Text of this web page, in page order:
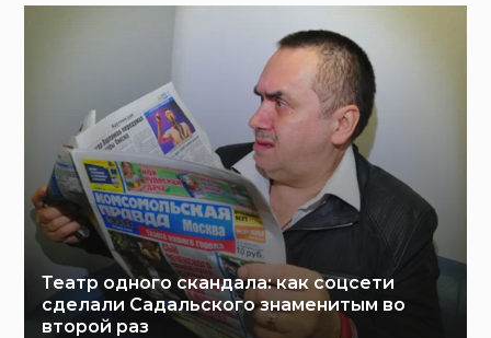
Театр одного скандала: как соцсети
сделали Садальского знаменитым во
второй раз